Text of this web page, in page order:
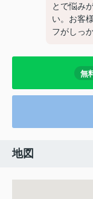
とで悩み
い。お客
フがしっ
無
地図